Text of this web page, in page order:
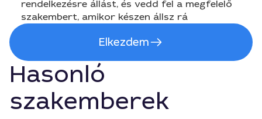
rendelkezésre állást, és vedd fel a megfelelő
szakembert, amikor készen állsz rá
Elkezdem
Hasonló
szakemberek